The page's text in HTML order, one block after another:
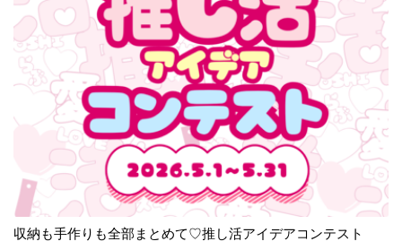
収納も手作りも全部まとめて♡推し活アイデアコンテスト